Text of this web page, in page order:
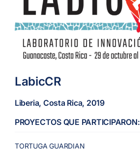
LabicCR
Liberia, Costa Rica, 2019
PROYECTOS QUE PARTICIPARON:
TORTUGA GUARDIAN